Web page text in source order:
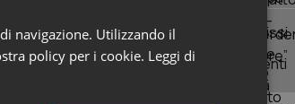
assicura una cura meno
un sistema
navigazione. Utilizzando il
policy per i cookie. Leggi di